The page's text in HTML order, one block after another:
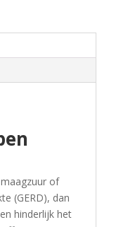
of
(GERD), dan
hinderlijk het